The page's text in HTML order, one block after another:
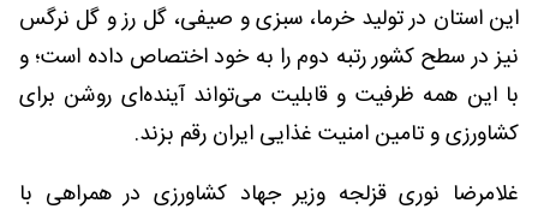
این استان در تولید خرما، سبزی و صیفی، گل رز و گل نرگس
نیز در سطح کشور رتبه دوم را به خود اختصاص داده است؛ و
با این همه ظرفیت‌ و قابلیت‌ می‌تواند آینده‌ای روشن برای
کشاورزی و تامین امنیت غذایی ایران رقم بزند.
غلامرضا نوری قزلجه وزیر جهاد کشاورزی در همراهی با